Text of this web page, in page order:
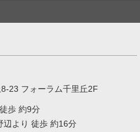
23 フォーラム千里丘2F
歩 約9分
辺より 徒歩 約16分